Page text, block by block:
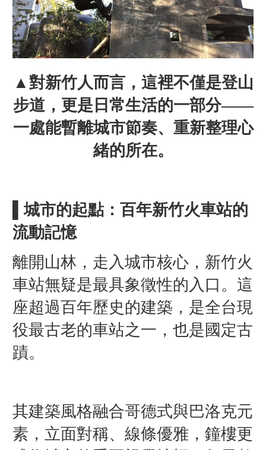
▲對新竹人而言，這裡不僅是登山
步道，更是日常生活的一部分——
一處能暫離城市節奏、重新整理心
緒的所在。
▌城市的起點：百年新竹火車站的
流動記憶
離開山林，走入城市核心，新竹火
車站無疑是最具象徵性的入口。這
座超過百年歷史的建築，是全台現
役最古老的車站之一，也是國定古
蹟。
其建築風格融合哥德式與巴洛克元
素，立面對稱、線條優雅，鐘樓更